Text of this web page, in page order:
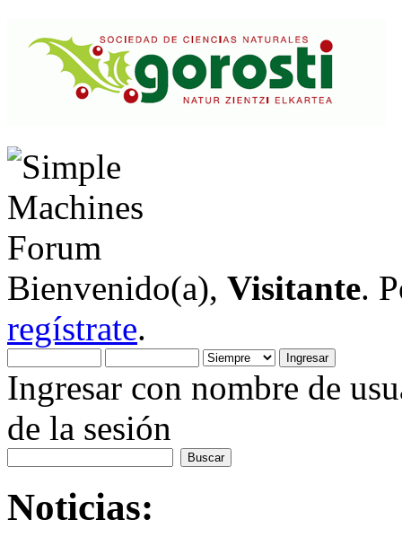
Bienvenido(a), Visitante.
regístrate.
Ingresar con nombre de
de la sesión
Noticias: